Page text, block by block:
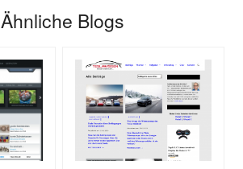
Ähnliche Blogs